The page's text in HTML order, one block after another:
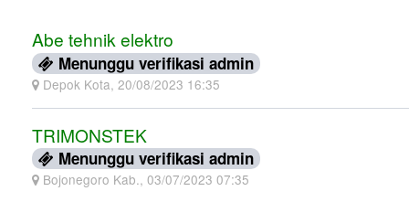
Abe tehnik elektro
Menunggu verifikasi admin
Depok Kota, 20/08/2023 16:35
TRIMONSTEK
Menunggu verifikasi admin
Bojonegoro Kab., 03/07/2023 07:35